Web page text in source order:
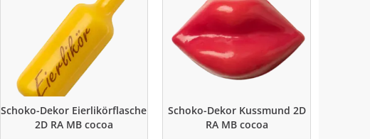
Schoko-Dekor Eierlikörflasche
2D RA MB cocoa
Schoko-Dekor Kussmund 2D
RA MB cocoa